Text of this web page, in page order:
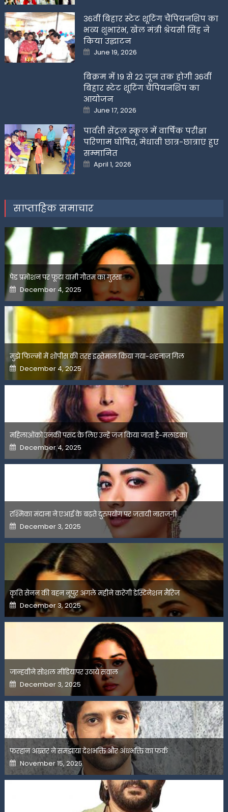
36वीं बिहार स्टेट शूटिंग चैंपियनशिप का
भव्य शुभारंभ, खेल मंत्री श्रेयसी सिंह ने
किया उद्घाटन
Posted
on
June 19, 2026
बिक्रम में 19 से 22 जून तक होगी 36वीं
बिहार स्टेट शूटिंग चैंपियनशिप का
आयोजन
Posted
on
June 17, 2026
पार्वती सेंट्रल स्कूल में वार्षिक परीक्षा
परिणाम घोषित, मेधावी छात्र-छात्राएं हुए
सम्मानित
Posted
on
April 1, 2026
साप्ताहिक समाचार
पेड प्रमोशन पर फूटा यामी गौतम का गुस्सा
Posted
on
December 4, 2025
मुझे फिल्मों में शोपीस की तरह इस्तेमाल किया गया-शहनाज गिल
Posted
on
December 4, 2025
महिलाओंको उनकी पसंद के लिए उन्हें जज किया जाता है-मलाइका
Posted
on
December 4, 2025
रश्मिका मंदाना ने एआई के बढ़ते दुरुपयोग पर जतायी नाराजगी
Posted
on
December 3, 2025
कृति सेनन की बहन नूपुर अगले महीने करेंगी डेस्टिनेशन मैरिज
Posted
on
December 3, 2025
जान्हवीने सोशल मीडियापर उठाये सवाल
Posted
on
December 3, 2025
फरहान अख्तर ने समझाया देशभक्ति और अंधभक्ति का फर्क
Posted
on
November 15, 2025